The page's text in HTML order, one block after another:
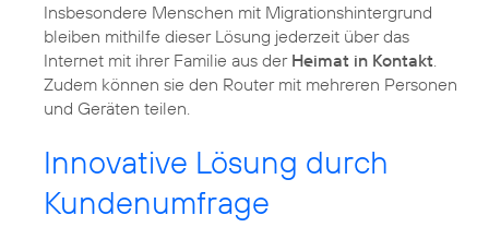
Insbesondere Menschen mit Migrationshintergrund
bleiben mithilfe dieser Lösung jederzeit über das
Internet mit ihrer Familie aus der Heimat in Kontakt.
Zudem können sie den Router mit mehreren Personen
und Geräten teilen.
Innovative Lösung durch
Kundenumfrage